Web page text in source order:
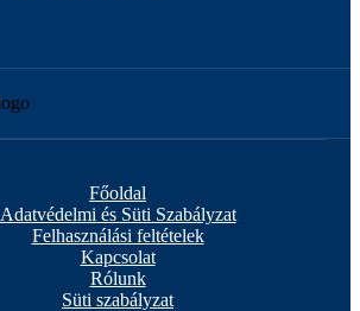
Főoldal
Adatvédelmi és Süti Szabályzat
Felhasználási feltételek
Kapcsolat
Rólunk
Süti szabályzat